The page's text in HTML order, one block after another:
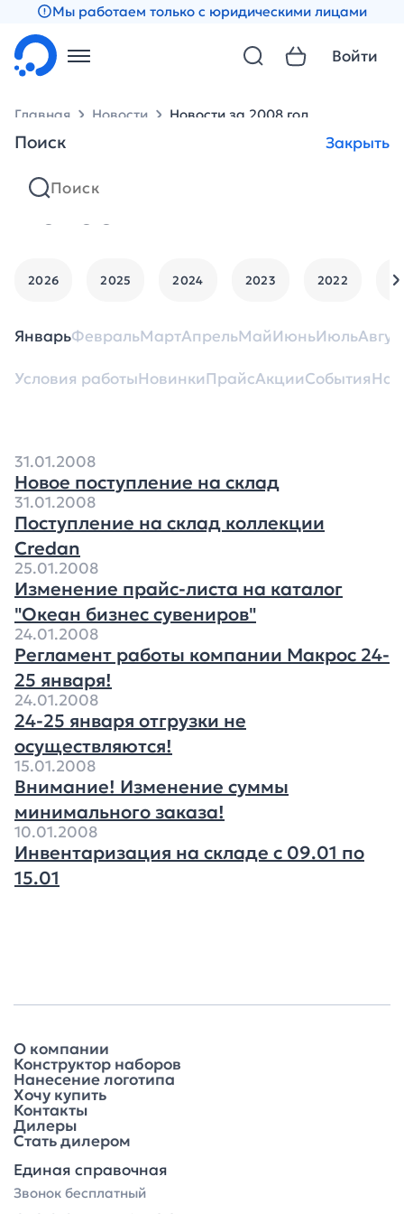
Мы работаем только с юридическими лицами
Поиск Закрыть
Войти
Главная Новости Новости за 2008 год
Новости
2026 2025 2024 2023 2022
ЯнварьФевральМартАпрельМайИюньИюль
Условия работыНовинкиПрайсАкцииСобытия
31.01.2008
Новое поступление на склад
31.01.2008
Поступление на склад коллекции
Credan
25.01.2008
Изменение прайс-листа на каталог
"Океан бизнес сувениров"
24.01.2008
Регламент работы компании Макрос 24-
25 января!
24.01.2008
24-25 января отгрузки не
осуществляются!
15.01.2008
Внимание! Изменение суммы
минимального заказа!
10.01.2008
Инвентаризация на складе с 09.01 по
15.01
О компании
Конструктор наборов
Нанесение логотипа
Хочу купить
Контакты
Дилеры
Стать дилером
Единая справочная
Звонок бесплатный